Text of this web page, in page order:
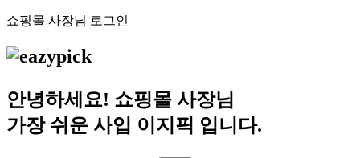
쇼핑몰 사장님 로그인
안녕하세요! 쇼핑몰 사장님
가장 쉬운 사입 이지픽 입니다.